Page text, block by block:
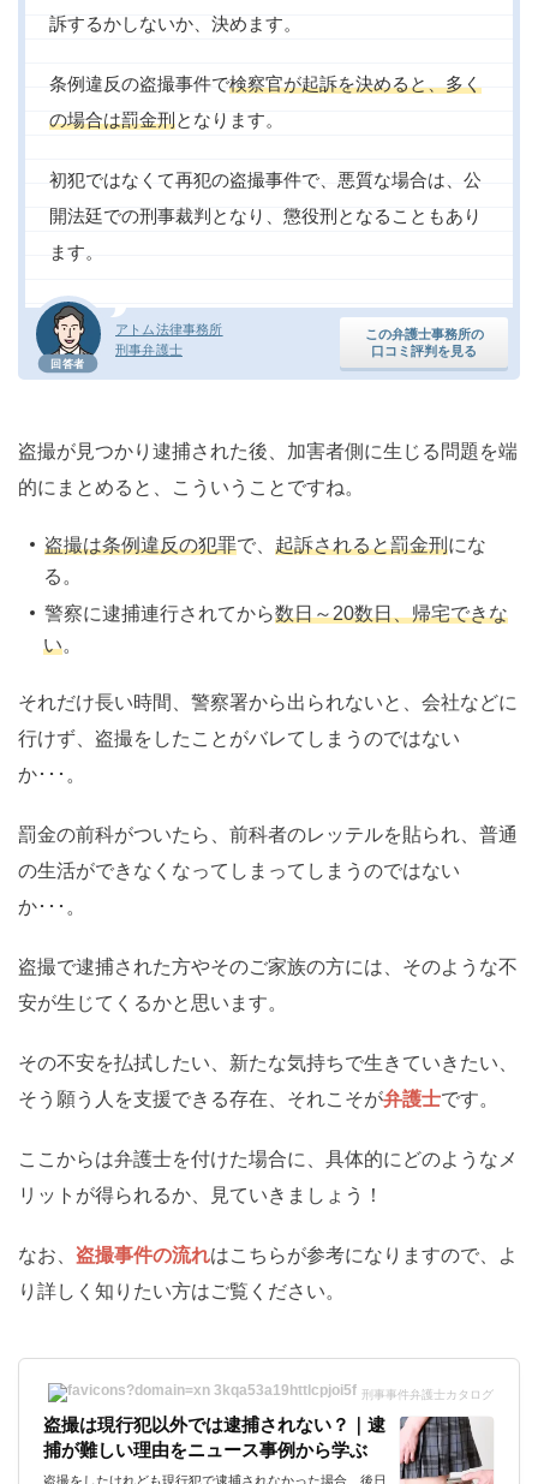
回答者
アトム法律事務所
刑事弁護士
この弁護士事務所の
口コミ評判を見る
訴するかしないか、決めます。
条例違反の盗撮事件で検察官が起訴を決めると、多く
の場合は罰金刑となります。
初犯ではなくて再犯の盗撮事件で、悪質な場合は、公
開法廷での刑事裁判となり、懲役刑となることもあり
ます。
盗撮が見つかり逮捕された後、加害者側に生じる問題を端
的にまとめると、こういうことですね。
盗撮は条例違反の犯罪で、 起訴されると罰金刑にな
る。
警察に逮捕連行されてから数日～20数日、帰宅できな
い。
それだけ長い時間、警察署から出られないと、会社などに
行けず、盗撮をしたことがバレてしまうのではない
か･･･。
罰金の前科がついたら、前科者のレッテルを貼られ、普通
の生活ができなくなってしまってしまうのではない
か･･･。
盗撮で逮捕された方やそのご家族の方には、そのような不
安が生じてくるかと思います。
その不安を払拭したい、新たな気持ちで生きていきたい、
そう願う人を支援できる存在、それこそが弁護士です。
ここからは弁護士を付けた場合に、具体的にどのようなメ
リットが得られるか、見ていきましょう！
なお、 盗撮事件の流れはこちらが参考になりますので、よ
り詳しく知りたい方はご覧ください。
刑事事件弁護士カタログ
盗撮は現行犯以外では逮捕されない？｜逮
捕が難しい理由をニュース事例から学ぶ
盗撮をしたけれども現行犯で逮捕されなかった場合、後日